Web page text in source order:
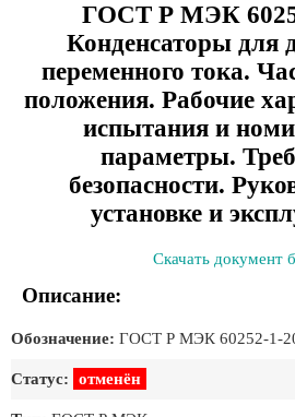
ГОСТ Р МЭК
Конденсаторы для
переменного тока.
положения. Рабочие
испытания и
параметры.
безопасности.
установке и
Скачать документ
Описание:
Обозначение: ГОСТ Р МЭК 60252-1-
Статус: отменён